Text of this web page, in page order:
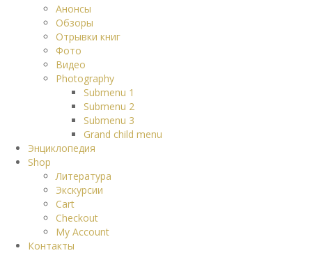
Анонсы
Обзоры
Отрывки книг
Фото
Видео
Photography
Submenu 1
Submenu 2
Submenu 3
Grand child menu
Энциклопедия
Shop
Литература
Экскурсии
Cart
Checkout
My Account
Контакты